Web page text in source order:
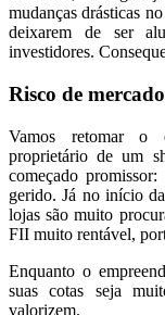
mudanças drásticas
deixarem de ser
investidores.
Risco de mercado
Vamos retomar o
proprietário de um
começado
gerido. Já no início
lojas são muito
FII muito rentável,
Enquanto o
suas cotas seja
valorizem.